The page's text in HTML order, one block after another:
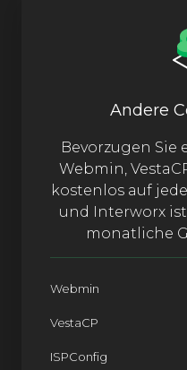
Andere
Bevorzugen Sie
Webmin,
kostenlos auf
und Interworx
monatliche
Webmin
VestaCP
ISPConfig